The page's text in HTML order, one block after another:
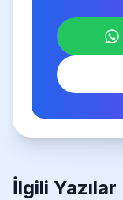
İlgili Yazılar